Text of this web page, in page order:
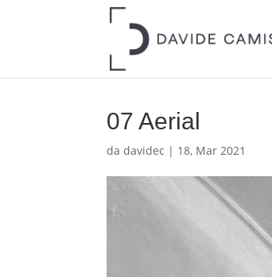
07 Aerial
dadavidec | 18, Mar 2021